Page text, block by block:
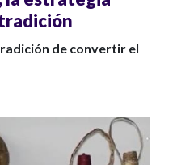
de convertir el